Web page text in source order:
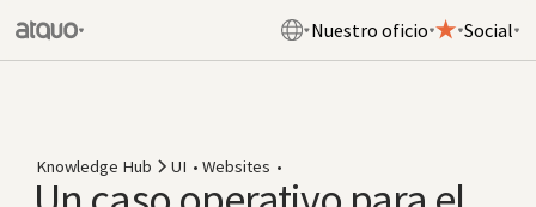
Nuestro oficio Social
Knowledge Hub UI •Websites •